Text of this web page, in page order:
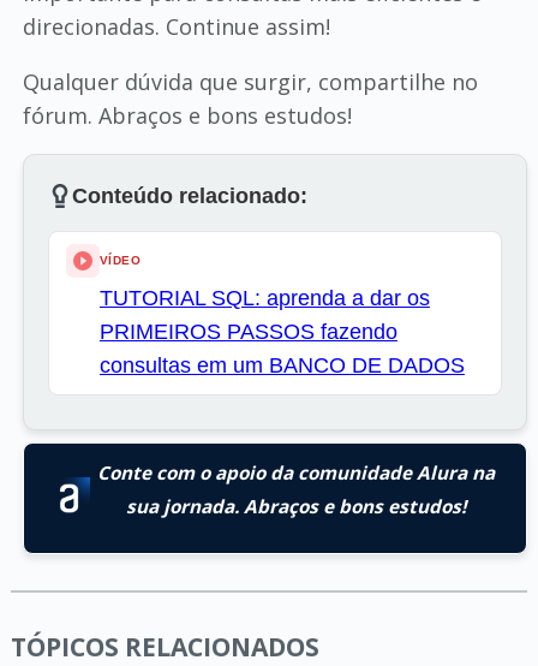
direcionadas. Continue assim!
Qualquer dúvida que surgir, compartilhe no
fórum. Abraços e bons estudos!
Conteúdo relacionado:
VÍDEO
TUTORIAL SQL: aprenda a dar os
PRIMEIROS PASSOS fazendo
consultas em um BANCO DE DADOS
Conte com o apoio da comunidade Alura na
sua jornada. Abraços e bons estudos!
TÓPICOS RELACIONADOS